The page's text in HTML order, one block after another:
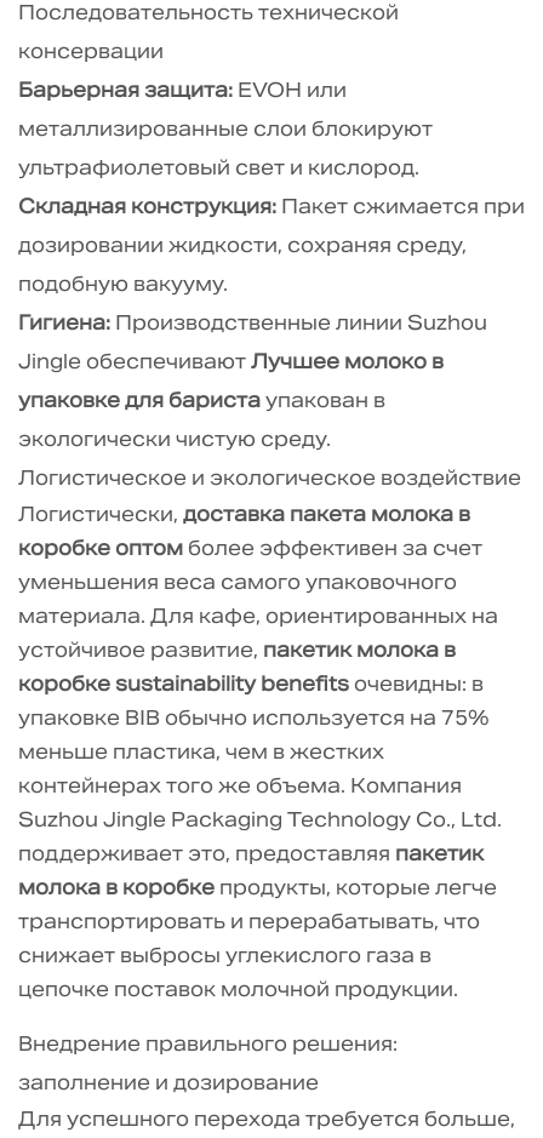
5.2
Отраслевые
Последовательность технической
консервации
Барьерная защита: EVOH или
металлизированные слои блокируют
ультрафиолетовый свет и кислород.
Складная конструкция: Пакет сжимается при
дозировании жидкости, сохраняя среду,
подобную вакууму.
Гигиена: Производственные линии Suzhou
Jingle обеспечиваютЛучшее молоко в
упаковке для баристаупакован в
экологически чистую среду.
Логистическое и экологическое воздействие
Логистически, доставка пакета молока в
коробке оптом более эффективен за счет
уменьшения веса самого упаковочного
материала. Для кафе, ориентированных на
устойчивое развитие, пакетик молока в
коробке sustainability benefits очевидны: в
упаковке BIB обычно используется на 75%
меньше пластика, чем в жестких
контейнерах того же объема. Компания
Suzhou Jingle Packaging Technology Co., Ltd.
поддерживает это, предоставляя пакетик
молока в коробке продукты, которые легче
транспортировать и перерабатывать, что
снижает выбросы углекислого газа в
цепочке поставок молочной продукции.
Внедрение правильного решения:
заполнение и дозирование
Для успешного перехода требуется больше,